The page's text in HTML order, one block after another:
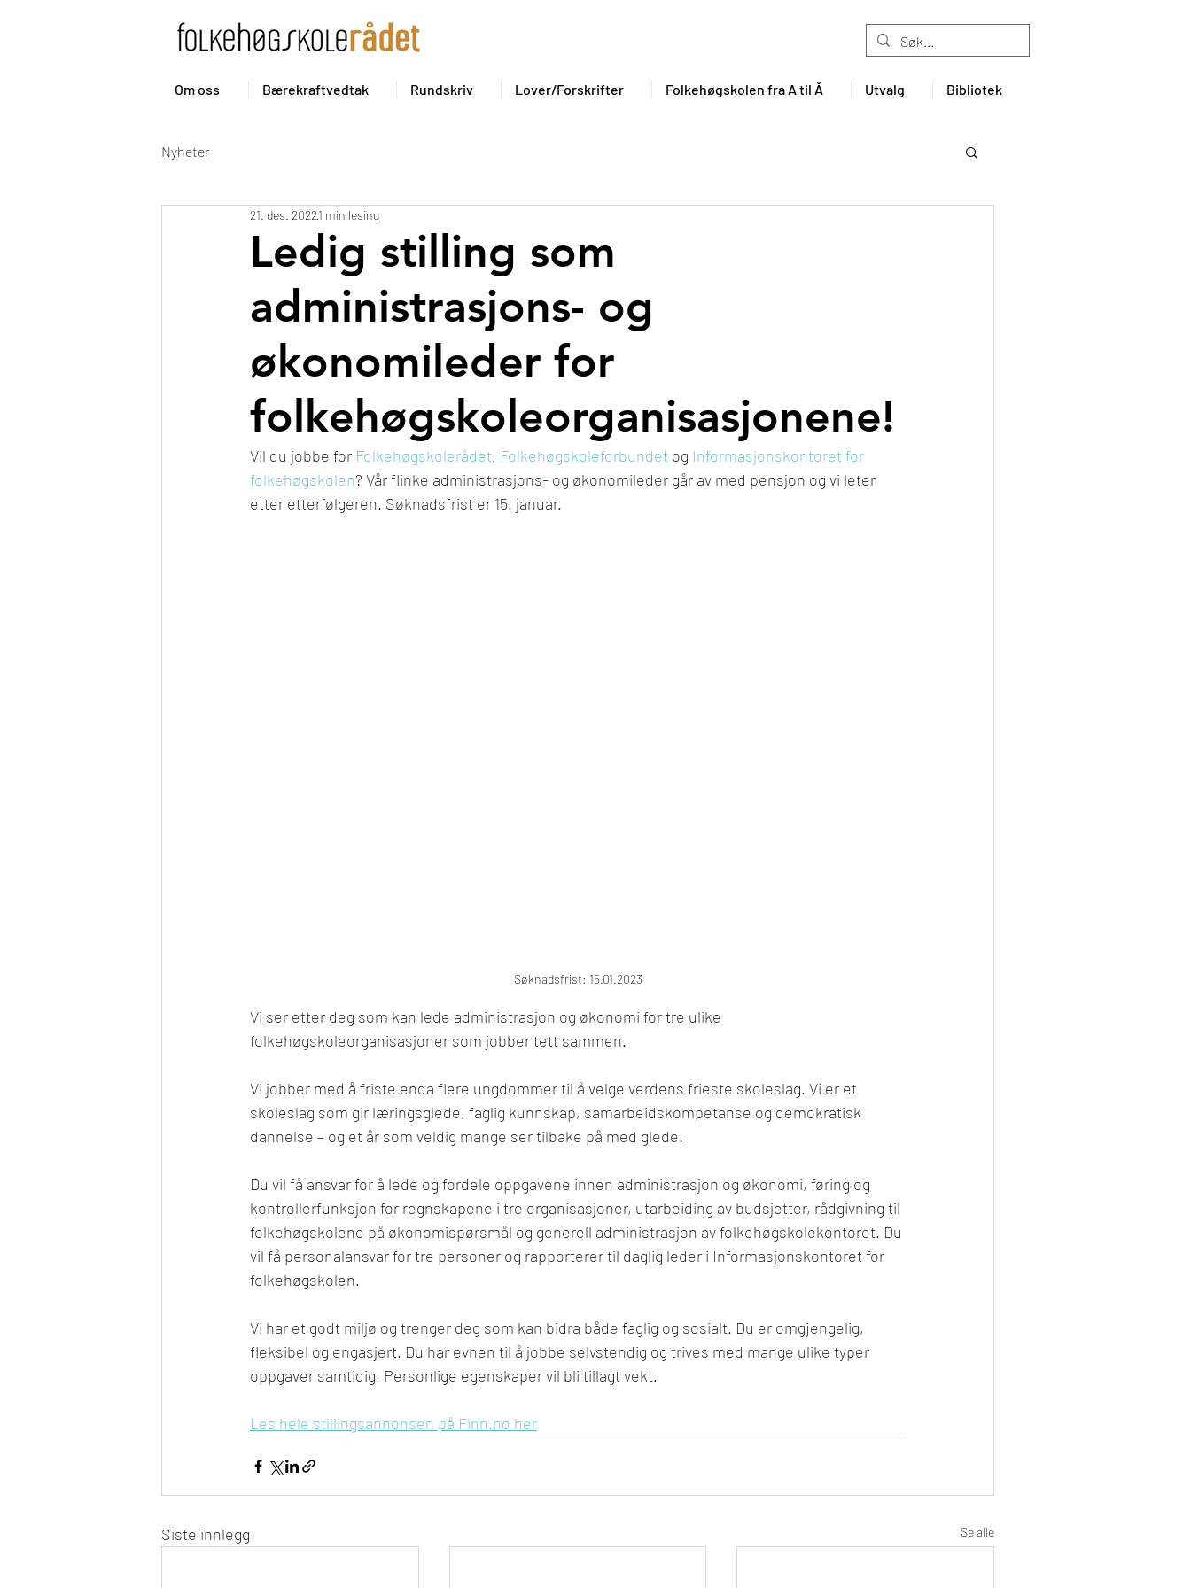
Om oss Bærekraftvedtak Rundskriv Lover/Forskrifter Folkehøgskolen fra A til Å Utvalg Bibliotek
Nyheter
Ledig stilling som
administrasjons- og
økonomileder for
folkehøgskoleorganisasjonene!
21. des. 20221 min lesing
Vil du jobbe for Folkehøgskolerådet, Folkehøgskoleforbundet og Informasjonskontoret for
folkehøgskolen? Vår flinke administrasjons- og økonomileder går av med pensjon og vi leter
etter etterfølgeren. Søknadsfrist er 15. januar.
Søknadsfrist: 15.01.2023
Vi ser etter deg som kan lede administrasjon og økonomi for tre ulike
folkehøgskoleorganisasjoner som jobber tett sammen.
Vi jobber med å friste enda flere ungdommer til å velge verdens frieste skoleslag. Vi er et
skoleslag som gir læringsglede, faglig kunnskap, samarbeidskompetanse og demokratisk
dannelse – og et år som veldig mange ser tilbake på med glede.
Du vil få ansvar for å lede og fordele oppgavene innen administrasjon og økonomi, føring og
kontrollerfunksjon for regnskapene i tre organisasjoner, utarbeiding av budsjetter, rådgivning til
folkehøgskolene på økonomispørsmål og generell administrasjon av folkehøgskolekontoret. Du
vil få personalansvar for tre personer og rapporterer til daglig leder i Informasjonskontoret for
folkehøgskolen.
Vi har et godt miljø og trenger deg som kan bidra både faglig og sosialt. Du er omgjengelig,
fleksibel og engasjert. Du har evnen til å jobbe selvstendig og trives med mange ulike typer
oppgaver samtidig. Personlige egenskaper vil bli tillagt vekt.
Les hele stillingsannonsen på Finn.no her
Siste innlegg Se alle